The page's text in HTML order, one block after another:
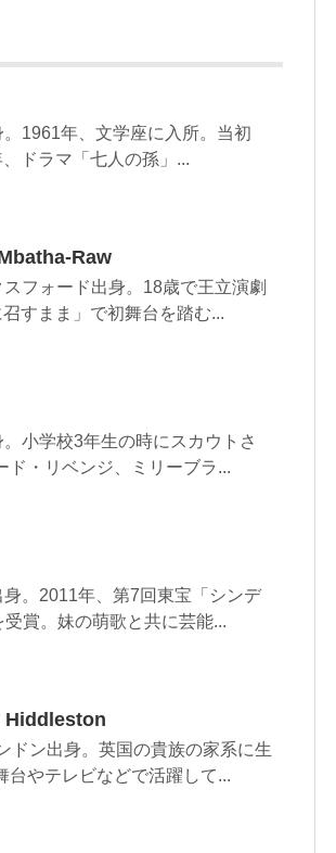
1961年、文学座に入所。当初
ドラマ「七人の孫」...
Raw
フォード出身。18歳で王立演劇
すまま」で初舞台を踏む...
小学校3年生の時にスカウトさ
・リベンジ、ミリーブラ...
。2011年、第7回東宝「シンデ
賞。妹の萌歌と共に芸能...
Hiddleston
ドン出身。英国の貴族の家系に生
やテレビなどで活躍して...